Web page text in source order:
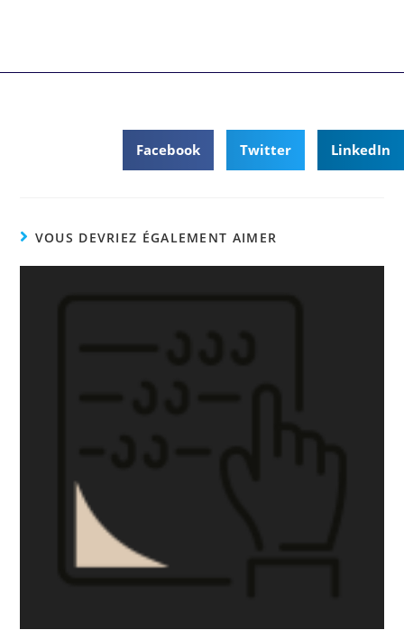
Facebook Twitter LinkedIn
VOUS DEVRIEZ ÉGALEMENT AIMER